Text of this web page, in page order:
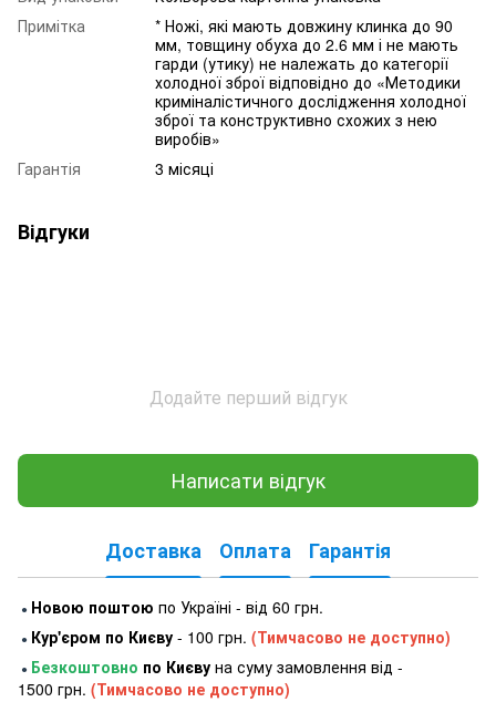
Примітка
* Ножі, які мають довжину клинка до 90
мм, товщину обуха до 2.6 мм і не мають
гарди (утику) не належать до категорії
холодної зброї відповідно до «Методики
криміналістичного дослідження холодної
зброї та конструктивно схожих з нею
виробів»
Гарантія
3 місяці
Відгуки
Додайте перший відгук
Написати відгук
Доставка Оплата Гарантія
● Новою поштою по Україні - від 60 грн.
● Кур'єром по Києву - 100 грн. (Тимчасово не доступно)
● Безкоштовно по Києву на суму замовлення від -
1500 грн. (Тимчасово не доступно)